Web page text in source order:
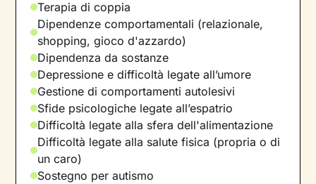
Terapia di coppia
Dipendenze comportamentali (relazionale,
shopping, gioco d'azzardo)
Dipendenza da sostanze
Depressione e difficoltà legate all’umore
Gestione di comportamenti autolesivi
Sfide psicologiche legate all’espatrio
Difficoltà legate alla sfera dell'alimentazione
Difficoltà legate alla salute fisica (propria o di
un caro)
Sostegno per autismo